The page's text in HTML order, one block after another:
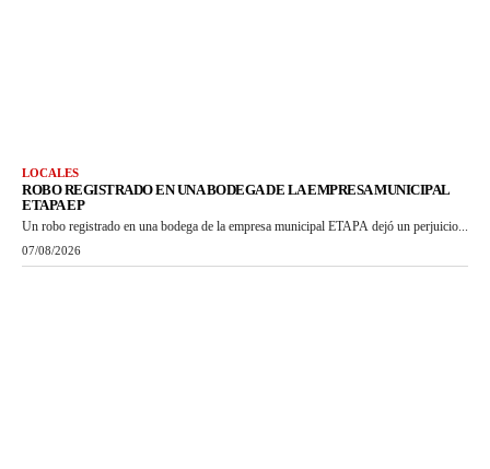
LOCALES
ROBO REGISTRADO EN UNA BODEGA DE LA EMPRESA MUNICIPAL
ETAPA EP
Un robo registrado en una bodega de la empresa municipal ETAPA dejó un perjuicio...
07/08/2026